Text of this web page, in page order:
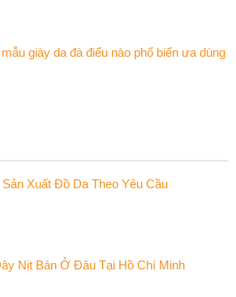
giày da đà điểu nào phổ biến ưa dùng
Xuất Đồ Da Theo Yêu Cầu
Nịt Bán Ở Đâu Tại Hồ Chí Minh